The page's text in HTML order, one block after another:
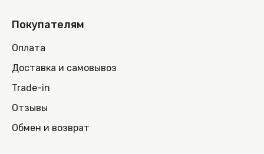
Покупателям
Оплата
Доставка и самовывоз
Trade-in
Отзывы
Обмен и возврат